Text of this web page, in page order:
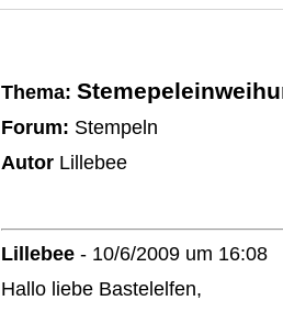
Thema:
Forum: Stempeln
Autor Lillebee
Lillebee - 10/6/2009 um 16:08
Hallo liebe Bastelelfen,